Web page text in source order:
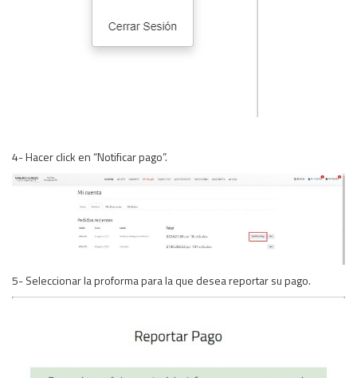
4- Hacer click en “Notificar pago”.
5- Seleccionar la proforma para la que desea reportar su pago.